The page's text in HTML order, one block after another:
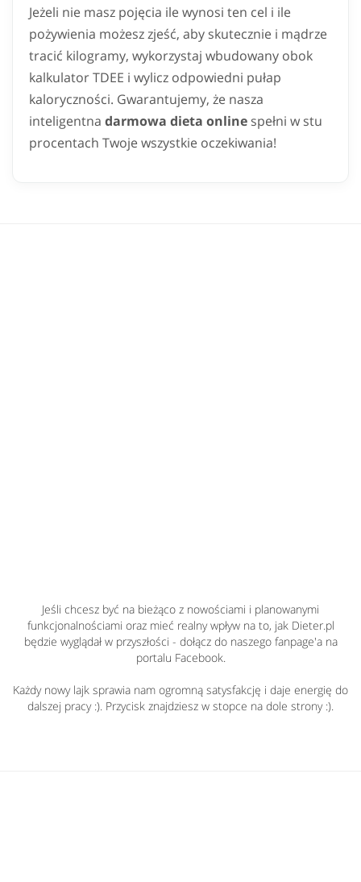
Jeżeli nie masz pojęcia ile wynosi ten cel i ile
pożywienia możesz zjeść, aby skutecznie i mądrze
tracić kilogramy, wykorzystaj wbudowany obok
kalkulator TDEE i wylicz odpowiedni pułap
kaloryczności. Gwarantujemy, że nasza
inteligentna darmowa dieta online spełni w stu
procentach Twoje wszystkie oczekiwania!
Jeśli chcesz być na bieżąco z nowościami i planowanymi
funkcjonalnościami oraz mieć realny wpływ na to, jak Dieter.pl
będzie wyglądał w przyszłości - dołącz do naszego fanpage'a na
portalu Facebook.
Każdy nowy lajk sprawia nam ogromną satysfakcję i daje energię do
dalszej pracy :). Przycisk znajdziesz w stopce na dole strony :).